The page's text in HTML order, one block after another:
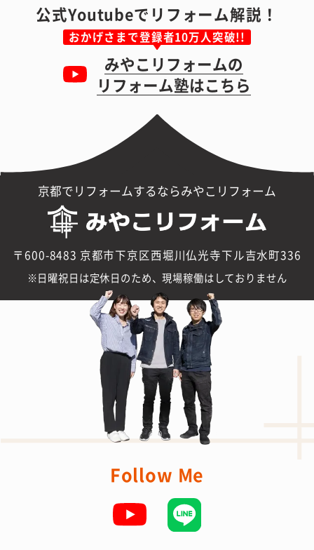
公式Youtubeでリフォーム解説！
おかげさまで登録者10万人突破!!
みやこリフォームの
リフォーム塾はこちら
京都でリフォームするならみやこリフォーム
〒600-8483 京都市下京区西堀川仏光寺下ル吉水町336
日曜祝日は定休日のため、現場稼働はしておりません
Follow Me